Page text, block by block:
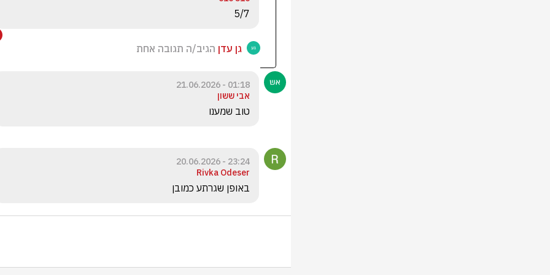
5/7
גן עדן הגיב/ה תגובה אחת
01:18 - 21.06.2026
אבי ששון
טוב שמענו
23:24 - 20.06.2026
Rivka Odeser
באופן שגרתע כמובן